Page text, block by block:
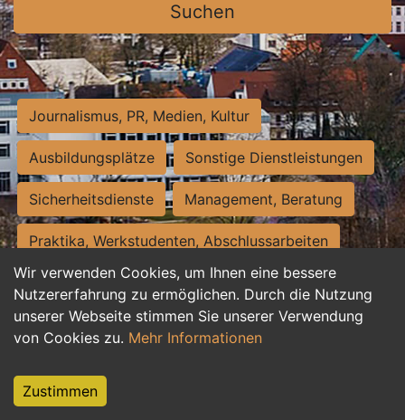
Wir verwenden Cookies, um Ihnen eine bessere
Nutzererfahrung zu ermöglichen. Durch die Nutzung
unserer Webseite stimmen Sie unserer Verwendung
von Cookies zu. Mehr Informationen
Zustimmen
Suchen
Journalismus, PR, Medien, Kultur
Ausbildungsplätze Sonstige Dienstleistungen
Sicherheitsdienste Management, Beratung
Praktika, Werkstudenten, Abschlussarbeiten
Personalwesen Assistenz, Sekretariat
Hilfskräfte, Aushilfs- und Nebenjobs
Weiterbildung, Studium, duale Ausbildung